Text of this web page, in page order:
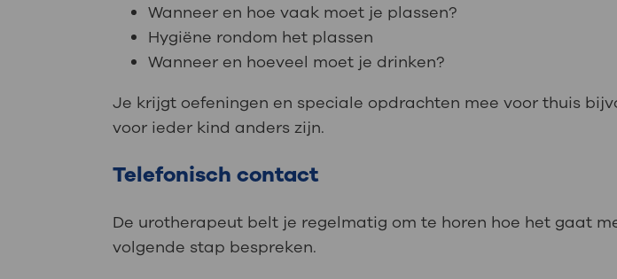
Wanneer en hoe vaak moet je plassen?
Hygiëne rondom het plassen
Wanneer en hoeveel moet je drinken?
Je krijgt oefeningen en speciale opdrachten mee voor thuis
voor ieder kind anders zijn.
Telefonisch contact
De urotherapeut belt je regelmatig om te horen hoe het gaat
volgende stap bespreken.